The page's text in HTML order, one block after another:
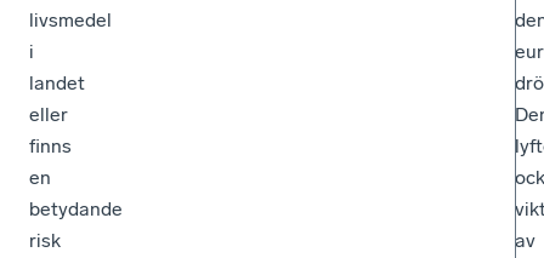
livsmedel
i
landet
eller
finns
en
betydande
risk
av